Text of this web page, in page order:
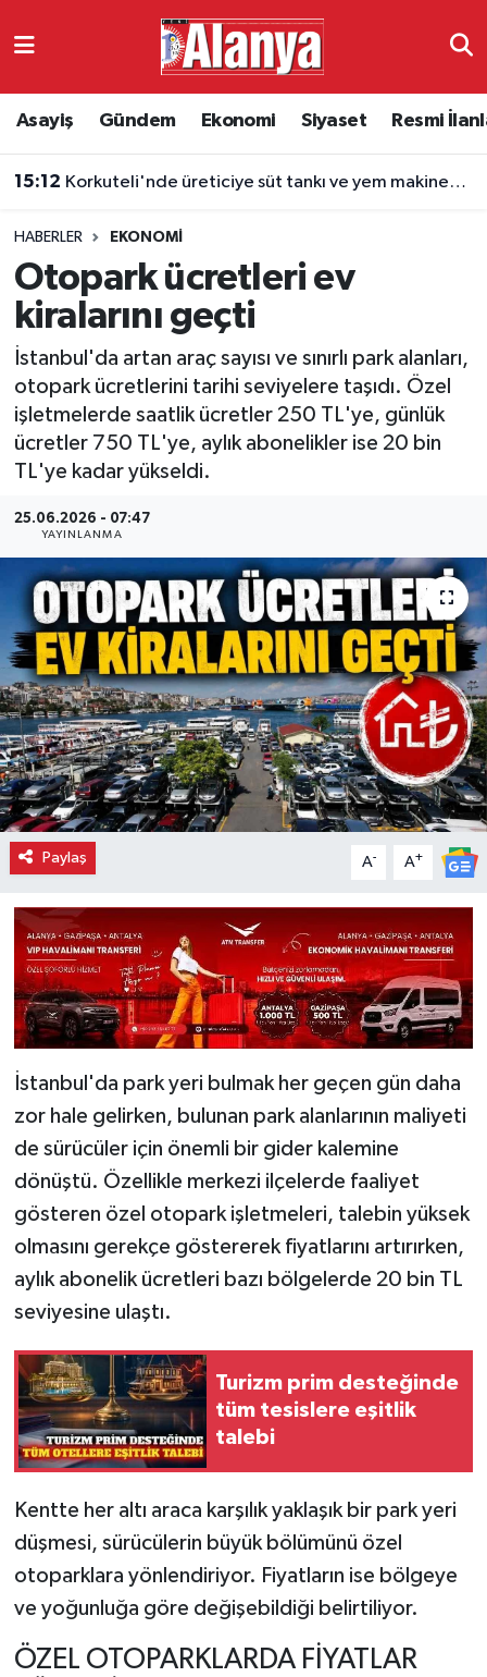
Asayiş Gündem Ekonomi Siyaset Resmi
15:12 Korkuteli'nde üreticiye süt tankı ve yem makinesi desteği
HABERLER EKONOMI
Otopark ücretleri ev
kiralarını geçti
İstanbul'da artan araç sayısı ve sınırlı park alanları,
otopark ücretlerini tarihi seviyelere taşıdı. Özel
işletmelerde saatlik ücretler 250 TL'ye, günlük
ücretler 750 TL'ye, aylık abonelikler ise 20 bin
TL'ye kadar yükseldi.
25.06.2026 - 07:47
YAYINLANMA
Paylaş A- A+
İstanbul'da park yeri bulmak her geçen gün daha
zor hale gelirken, bulunan park alanlarının maliyeti
de sürücüler için önemli bir gider kalemine
dönüştü. Özellikle merkezi ilçelerde faaliyet
gösteren özel otopark işletmeleri, talebin yüksek
olmasını gerekçe göstererek fiyatlarını artırırken,
aylık abonelik ücretleri bazı bölgelerde 20 bin TL
seviyesine ulaştı.
Turizm prim desteğinde
tüm tesislere eşitlik
talebi
Kentte her altı araca karşılık yaklaşık bir park yeri
düşmesi, sürücülerin büyük bölümünü özel
otoparklara yönlendiriyor. Fiyatların ise bölgeye
ve yoğunluğa göre değişebildiği belirtiliyor.
ÖZEL OTOPARKLARDA FİYATLAR
Ekonomi
Resmi İlanlar
Alanyaspor
Turizm
E-Gazete
Antalya Namaz Vakitleri
Süper Lig Puan Durumu ve Fikstür
Tüm Manşetler
Son Dakika Haberleri
Haber Arşivi